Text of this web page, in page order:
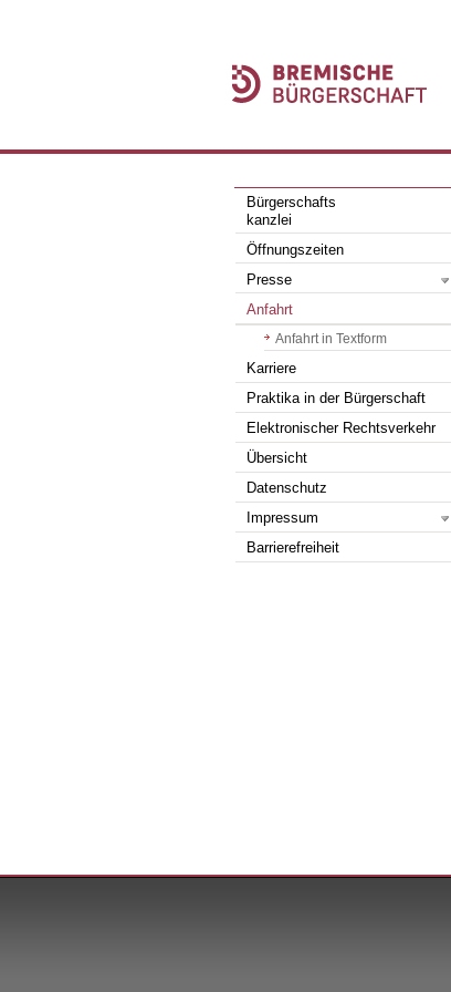
Bürgerschafts
kanzlei
Öffnungszeiten
Presse
Anfahrt
Anfahrt in Textform
Karriere
Praktika in der Bürgerschaft
Elektronischer Rechtsverkehr
Übersicht
Datenschutz
Impressum
Barrierefreiheit